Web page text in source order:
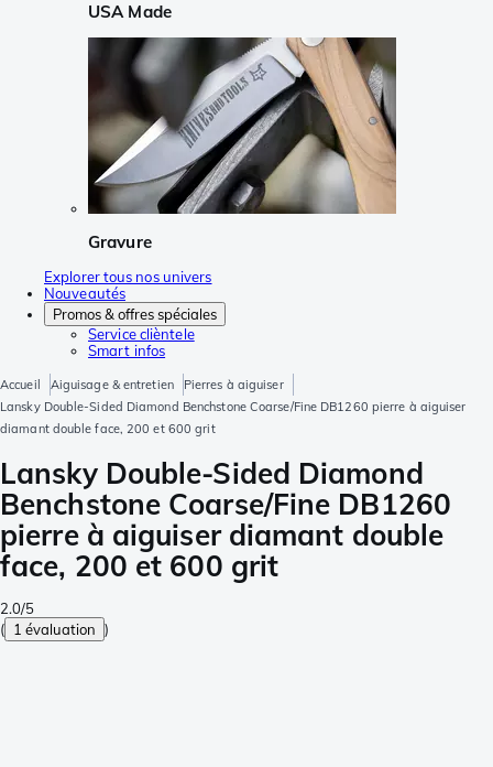
USA Made
Gravure
Explorer tous nos univers
Nouveautés
Promos & offres spéciales
Service clièntele
Smart infos
Accueil Aiguisage & entretien
Pierres à aiguiser
Lansky Double-Sided Diamond Benchstone Coarse/Fine DB1260 pierre à aiguiser
diamant double face, 200 et 600 grit
Lansky Double-Sided Diamond
Benchstone Coarse/Fine DB1260
pierre à aiguiser diamant double
face, 200 et 600 grit
2.0/5
( 1 évaluation )